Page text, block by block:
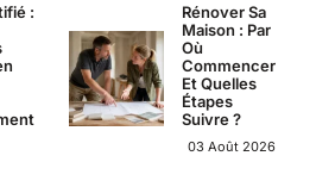
:
Rénover Sa
Maison : Par
Où
Commencer
Et Quelles
Étapes
Suivre ?
03 Août 2026